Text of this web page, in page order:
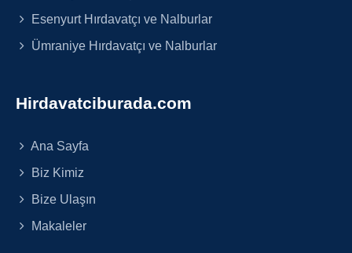
Esenyurt Hırdavatçı ve Nalburlar
Ümraniye Hırdavatçı ve Nalburlar
Hirdavatciburada.com
Ana Sayfa
Biz Kimiz
Bize Ulaşın
Makaleler